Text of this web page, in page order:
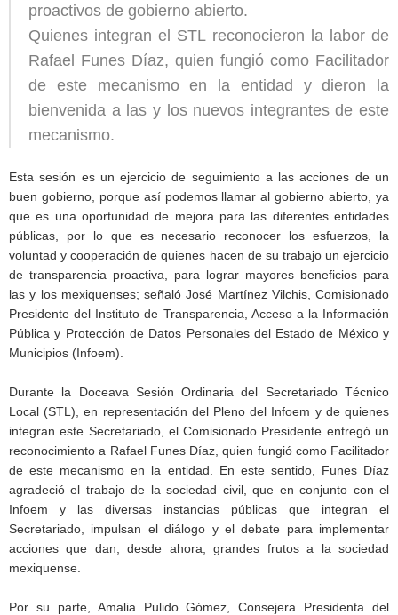
proactivos de gobierno abierto.
Quienes integran el STL reconocieron la labor de
Rafael Funes Díaz, quien fungió como Facilitador
de este mecanismo en la entidad y dieron la
bienvenida a las y los nuevos integrantes de este
mecanismo.
Esta sesión es un ejercicio de seguimiento a las acciones de un
buen gobierno, porque así podemos llamar al gobierno abierto, ya
que es una oportunidad de mejora para las diferentes entidades
públicas, por lo que es necesario reconocer los esfuerzos, la
voluntad y cooperación de quienes hacen de su trabajo un ejercicio
de transparencia proactiva, para lograr mayores beneficios para
las y los mexiquenses; señaló José Martínez Vilchis, Comisionado
Presidente del Instituto de Transparencia, Acceso a la Información
Pública y Protección de Datos Personales del Estado de México y
Municipios (Infoem).
Durante la Doceava Sesión Ordinaria del Secretariado Técnico
Local (STL), en representación del Pleno del Infoem y de quienes
integran este Secretariado, el Comisionado Presidente entregó un
reconocimiento a Rafael Funes Díaz, quien fungió como Facilitador
de este mecanismo en la entidad. En este sentido, Funes Díaz
agradeció el trabajo de la sociedad civil, que en conjunto con el
Infoem y las diversas instancias públicas que integran el
Secretariado, impulsan el diálogo y el debate para implementar
acciones que dan, desde ahora, grandes frutos a la sociedad
mexiquense.
Por su parte, Amalia Pulido Gómez, Consejera Presidenta del